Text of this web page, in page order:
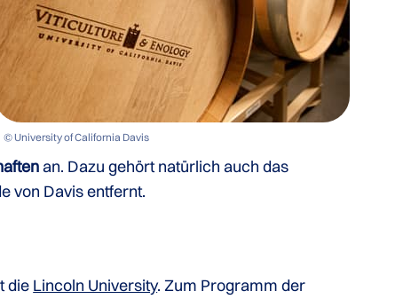
© University of California Davis
an. Dazu gehört natürlich auch das
von Davis entfernt.
die Lincoln University. Zum Programm der